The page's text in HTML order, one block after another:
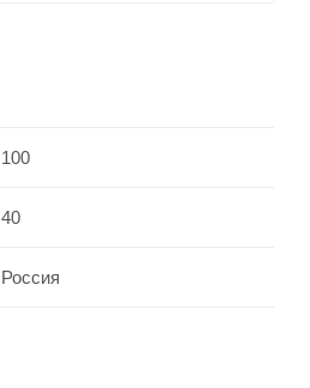
100
40
Россия